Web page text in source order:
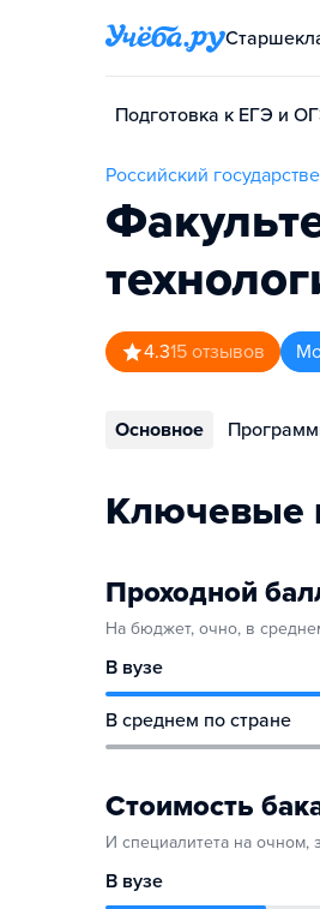
Подготовка к ЕГЭ и
Российский
4.315 отзывов
Основное
Ключевые
Проходной
На бюджет, очно, в
В вузе
В среднем по стране
Стоимость
И специалитета на очном,
В вузе